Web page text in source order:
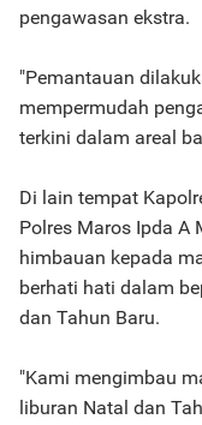
pengawasan ekstra.
"Pemantauan
mempermudah
terkini dalam areal
Di lain tempat
Polres Maros Ipda A
himbauan kepada
berhati hati dalam
dan Tahun Baru.
"Kami mengimbau
liburan Natal dan